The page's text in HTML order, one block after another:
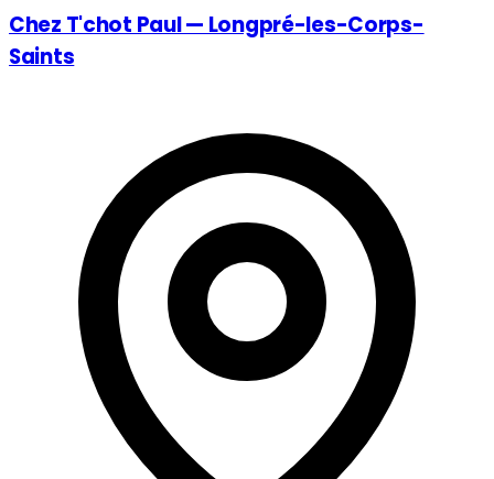
Chez T'chot Paul — Longpré-les-Corps-
Saints